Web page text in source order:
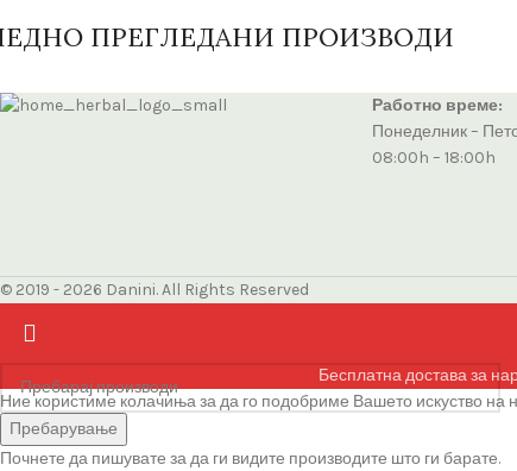
ПРЕГЛЕДАНИ ПРОИЗВОДИ
Работно време:
Понеделник –
08:00h – 18:00h
© 2019 - 2026 Danini. All Rights Reserved
Пребарување
Почнете да пишувате за да ги видите производите што ги барате.
Бесплатна достава за
Ние користиме колачиња за да го подобриме Вашето искуство
Се согласувам